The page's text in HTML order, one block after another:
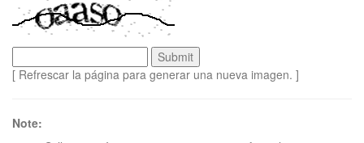
[ Refrescar la página para generar una nueva imagen. ]
Note: